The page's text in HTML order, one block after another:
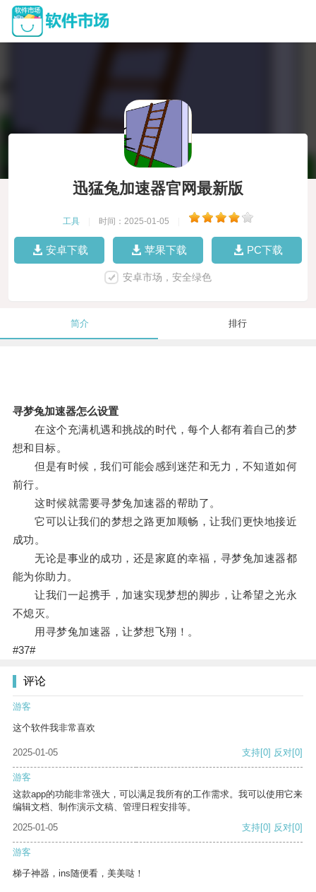
迅猛兔加速器官网最新版
工具 时间：2025-01-05
安卓下载 苹果下载 PC下载
安卓市场，安全绿色
简介 排行
寻梦兔加速器怎么设置
在这个充满机遇和挑战的时代，每个人都有着自己的梦
想和目标。
但是有时候，我们可能会感到迷茫和无力，不知道如何
前行。
这时候就需要寻梦兔加速器的帮助了。
它可以让我们的梦想之路更加顺畅，让我们更快地接近
成功。
无论是事业的成功，还是家庭的幸福，寻梦兔加速器都
能为你助力。
让我们一起携手，加速实现梦想的脚步，让希望之光永
不熄灭。
用寻梦兔加速器，让梦想飞翔！。
#37#
评论
游客
这个软件我非常喜欢
2025-01-05 支持[0] 反对[0]
游客
这款app的功能非常强大，可以满足我所有的工作需求。我可以使用它来
编辑文档、制作演示文稿、管理日程安排等。
2025-01-05
支持[0] 反对[0]
游客
梯子神器，ins随便看，美美哒！